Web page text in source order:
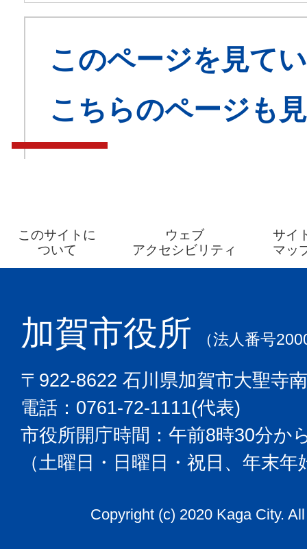
このページを見て
こちらのページも
このサイトに
ついて
ウェブ
アクセシビリティ
サイ
マッ
加賀市役所 （法人番号
〒922-8622 石川県加賀市大聖寺
電話：0761-72-1111(代表)
市役所開庁時間：午前8時30分か
（土曜日・日曜日・祝日、年末
Copyright (c) 2020 Kaga City.